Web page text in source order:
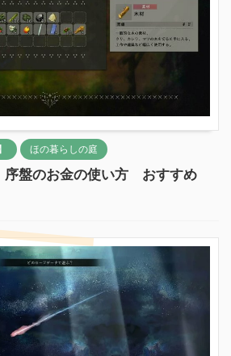
ほの暮らしの庭
序盤のお金の使い方 おすすめ